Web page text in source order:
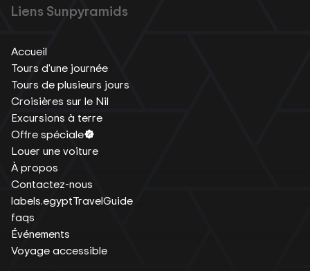
Liens Sunpyramids
Accueil
Tours d'une journée
Tours de plusieurs jours
Croisières sur le Nil
Excursions à terre
Offre spéciale
Louer une voiture
À propos
Contactez-nous
labels.egyptTravelGuide
faqs
Événements
Voyage accessible